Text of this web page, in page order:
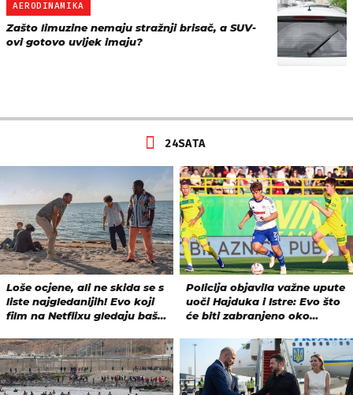
AERODINAMIKA
Zašto limuzine nemaju stražnji brisač, a SUV-
ovi gotovo uvijek imaju?